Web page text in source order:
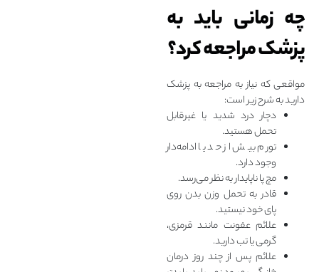
چه زمانی باید به
پزشک مراجعه کرد؟
مواقعی که نیاز به مراجعه به پزشک
دارید به شرح زیر است:
دچار درد شدید یا غیرقابل
تحمل هستید.
تورم بیش از حد یا ادامه‌‌دار
وجود دارد.
مچ پا ناپایدار به نظر می‌رسد.
قادر به تحمل وزن بدن روی
پای خود نیستید.
علائم عفونت مانند قرمزی،
گرمی یا تب دارید.
علائم پس از چند روز درمان